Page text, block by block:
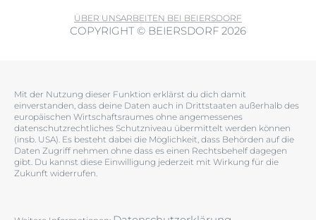
ÜBER UNSARBEITEN BEI BEIERSDORF
COPYRIGHT © BEIERSDORF 2026
Mit der Nutzung dieser Funktion erklärst du dich damit
einverstanden, dass deine Daten auch in Drittstaaten außerhalb des
europäischen Wirtschaftsraumes ohne angemessenes
datenschutzrechtliches Schutzniveau übermittelt werden können
(insb. USA). Es besteht dabei die Möglichkeit, dass Behörden auf die
Daten Zugriff nehmen ohne dass es einen Rechtsbehelf dagegen
gibt. Du kannst diese Einwilligung jederzeit mit Wirkung für die
Zukunft widerrufen.